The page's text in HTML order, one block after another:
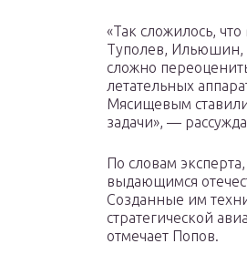
«Так сложилось,
Туполев, Ильюшин,
сложно
летательных
Мясищевым
задачи», —
По словам
выдающимся
Созданные им
стратегической
отмечает Попов.